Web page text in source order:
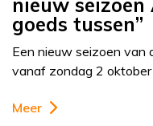
nieuw seizoen
goeds tussen”
Een nieuw seizoen van
vanaf zondag 2
Meer